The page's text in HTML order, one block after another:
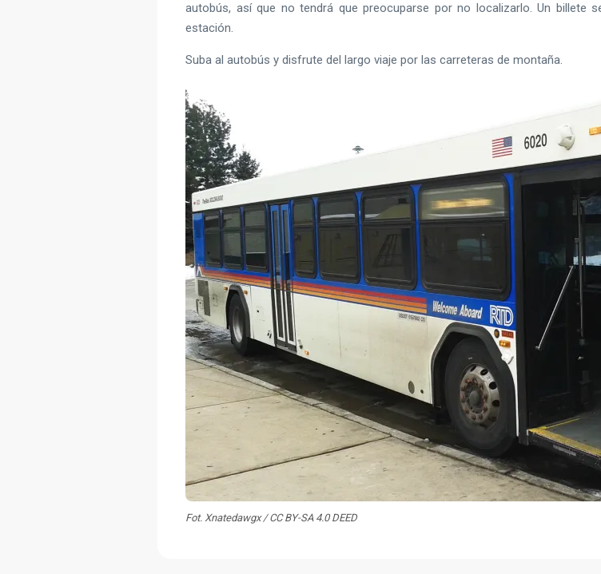
autobús, así que no tendrá que preocuparse por no localizarlo. Un billete
estación.
Suba al autobús y disfrute del largo viaje por las carreteras de montaña.
Fot. Xnatedawgx / CC BY-SA 4.0 DEED